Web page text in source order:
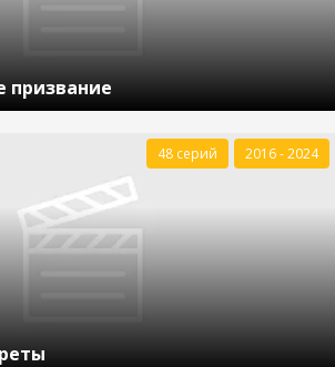
призвание
48 серий 2016 - 2024